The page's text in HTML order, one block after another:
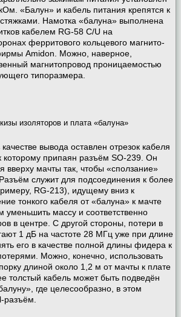
«Балун» и кабель питания крепятся к
Намотка «балуна» выполнена
кабелем RG-58 C/U на
ферритового кольцевого магнито-
Amidon. Можно, наверное,
магнитопровод проницаемостью
типоразмера.
изоляторов и плата «балуна»
вывода оставлен отрезок кабеля
которому припаян разъём SO-239. Он
вверху мачты так, чтобы «сползание»
служит для подсоединения к более
RG-213), идущему вниз к
тонкого кабеля от «балуна» к мачте
уменьшить массу и соответственно
в центре. С другой стороны, потери в
1 дБ на частоте 28 МГц уже при длине
его в качестве полной длины фидера к
Можно, конечно, использовать
длиной около 1,2 м от мачты к плате
толстый кабель может быть подведён
где целесообразно, в этом
разъём.